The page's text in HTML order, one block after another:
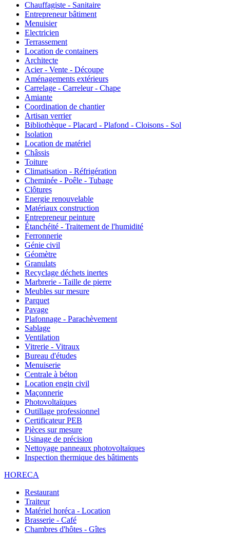
Chauffagiste - Sanitaire
Entrepreneur bâtiment
Menuisier
Electricien
Terrassement
Location de containers
Architecte
Acier - Vente - Découpe
Aménagements extérieurs
Carrelage - Carreleur - Chape
Amiante
Coordination de chantier
Artisan verrier
Bibliothèque - Placard - Plafond - Cloisons - Sol
Isolation
Location de matériel
Châssis
Toiture
Climatisation - Réfrigération
Cheminée - Poêle - Tubage
Clôtures
Energie renouvelable
Matériaux construction
Entrepreneur peinture
Étanchéité - Traitement de l'humidité
Ferronnerie
Génie civil
Géomètre
Granulats
Recyclage déchets inertes
Marbrerie - Taille de pierre
Meubles sur mesure
Parquet
Pavage
Plafonnage - Parachèvement
Sablage
Ventilation
Vitrerie - Vitraux
Bureau d'études
Menuiserie
Centrale à béton
Location engin civil
Maçonnerie
Photovoltaïques
Outillage professionnel
Certificateur PEB
Pièces sur mesure
Usinage de précision
Nettoyage panneaux photovoltaïques
Inspection thermique des bâtiments
HORECA
Restaurant
Traiteur
Matériel horéca - Location
Brasserie - Café
Chambres d'hôtes - Gîtes